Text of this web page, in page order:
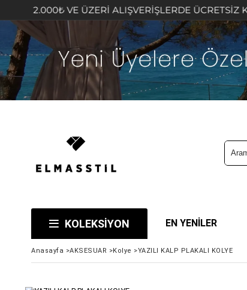
VE ÜZERİ ALIŞVERİŞLERDE ÜCRETSİZ KARGO
KOLEKSİYON EN YENİLER
Anasayfa >AKSESUAR >Kolye >YAZILI KALP PLAKALI KOLYE